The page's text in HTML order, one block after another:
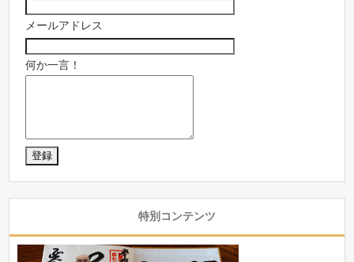
メールアドレス
何か一言！
特別コンテンツ